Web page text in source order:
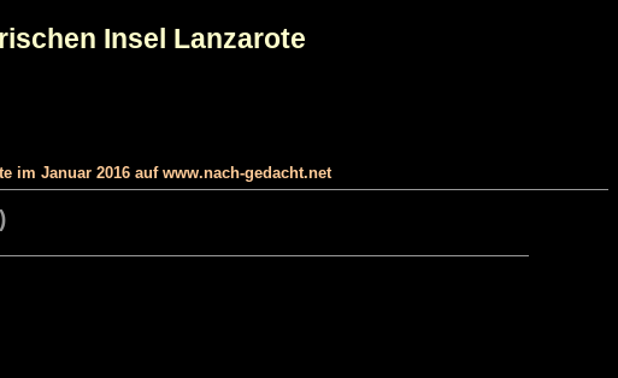
Insel Lanzarote
im Januar 2016 auf www.nach-gedacht.net